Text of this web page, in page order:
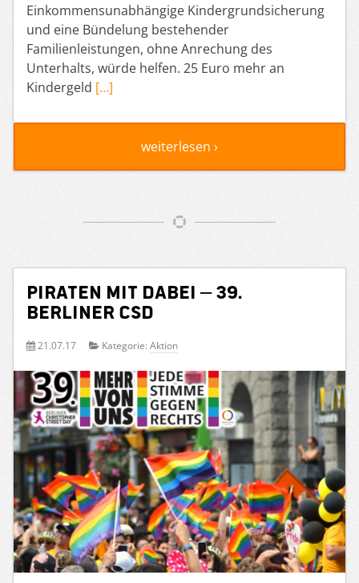
Einkommensunabhängige Kindergrundsicherung
und eine Bündelung bestehender
Familienleistungen, ohne Anrechung des
Unterhalts, würde helfen. 25 Euro mehr an
Kindergeld […]
weiterlesen ›
PIRATEN mit dabei – 39.
Berliner CSD
21.07.17 Kategorie: Aktion